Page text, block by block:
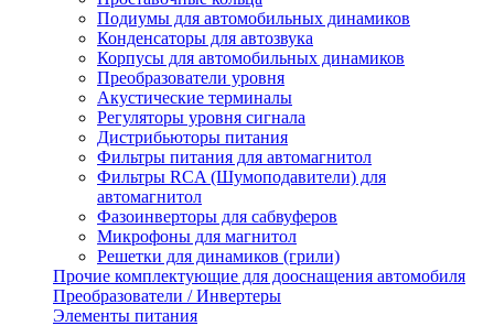
Подиумы для автомобильных динамиков
Конденсаторы для автозвука
Корпусы для автомобильных динамиков
Преобразователи уровня
Акустические терминалы
Регуляторы уровня сигнала
Дистрибьюторы питания
Фильтры питания для автомагнитол
Фильтры RCA (Шумоподавители) для
автомагнитол
Фазоинверторы для сабвуферов
Микрофоны для магнитол
Решетки для динамиков (грили)
Прочие комплектующие для дооснащения автомобиля
Преобразователи / Инвертеры
Элементы питания